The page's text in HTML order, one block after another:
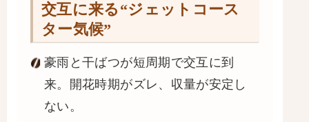
交互に来る“ジェットコース
ター気候”
豪雨と干ばつが短周期で交互に到
来。開花時期がズレ、収量が安定し
ない。